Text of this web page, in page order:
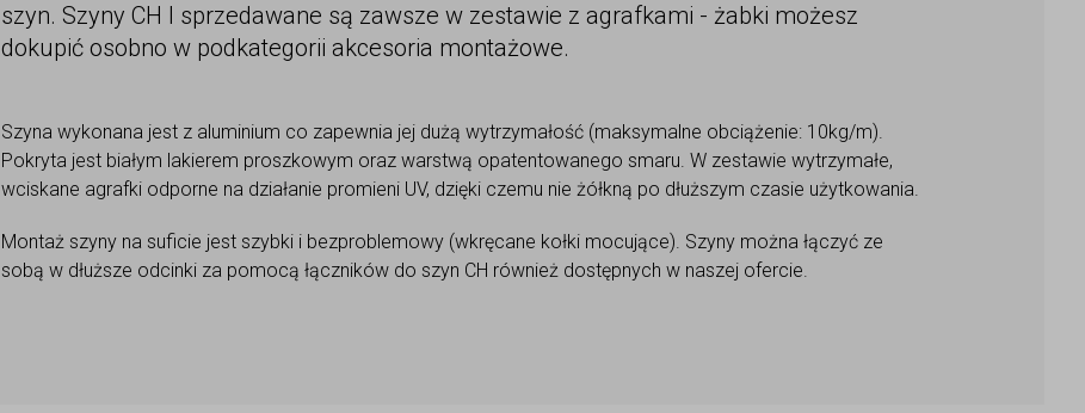
szyn. Szyny CH I sprzedawane są zawsze w zestawie z agrafkami - żabki możesz
dokupić osobno w podkategorii akcesoria montażowe.
Szyna wykonana jest z aluminium co zapewnia jej dużą wytrzymałość (maksymalne obciążenie: 10kg/m).
Pokryta jest białym lakierem proszkowym oraz warstwą opatentowanego smaru. W zestawie wytrzymałe,
wciskane agrafki odporne na działanie promieni UV, dzięki czemu nie żółkną po dłuższym czasie użytkowania.
Montaż szyny na suficie jest szybki i bezproblemowy (wkręcane kołki mocujące). Szyny można łączyć ze
sobą w dłuższe odcinki za pomocą łączników do szyn CH również dostępnych w naszej ofercie.